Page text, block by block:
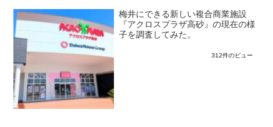
梅井にできる新しい複合商業施設
『アクロスプラザ高砂』の現在の様
子を調査してみた。
312件のビュー